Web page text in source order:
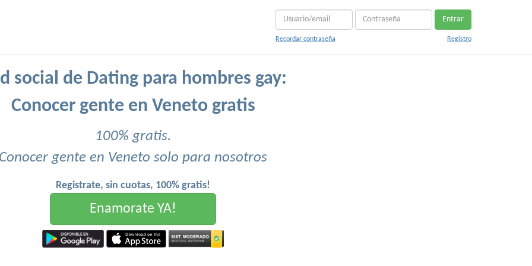
Entrar
Recordar contraseña Registro
social de Dating para hombres gay:
Conocer gente en Veneto gratis
100% gratis.
gente en Veneto solo para nosotros
Registrate, sin cuotas, 100% gratis!
Enamorate YA!